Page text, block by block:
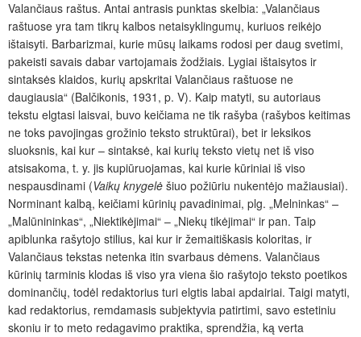
Valančiaus raštus. Antai antrasis punktas skelbia: „Valančiaus
raštuose yra tam tikrų kalbos netaisyklingumų, kuriuos reikėjo
ištaisyti. Barbarizmai, kurie mūsų laikams rodosi per daug svetimi,
pakeisti savais dabar vartojamais žodžiais. Lygiai ištaisytos ir
sintaksės klaidos, kurių apskritai Valančiaus raštuose ne
daugiausia“ (Balčikonis, 1931, p. V). Kaip matyti, su autoriaus
tekstu elgtasi laisvai, buvo keičiama ne tik rašyba (rašybos keitimas
ne toks pavojingas grožinio teksto struktūrai), bet ir leksikos
sluoksnis, kai kur – sintaksė, kai kurių teksto vietų net iš viso
atsisakoma, t. y. jis kupiūruojamas, kai kurie kūriniai iš viso
nespausdinami (Vaikų knygelė šiuo požiūriu nukentėjo mažiausiai).
Norminant kalbą, keičiami kūrinių pavadinimai, plg. „Melninkas“ –
„Malūnininkas“, „Niektikėjimai“ – „Niekų tikėjimai“ ir pan. Taip
apiblunka rašytojo stilius, kai kur ir žemaitiškasis koloritas, ir
Valančiaus tekstas netenka itin svarbaus dėmens. Valančiaus
kūrinių tarminis klodas iš viso yra viena šio rašytojo teksto poetikos
dominančių, todėl redaktorius turi elgtis labai apdairiai. Taigi matyti,
kad redaktorius, remdamasis subjektyvia patirtimi, savo estetiniu
skoniu ir to meto redagavimo praktika, sprendžia, ką verta